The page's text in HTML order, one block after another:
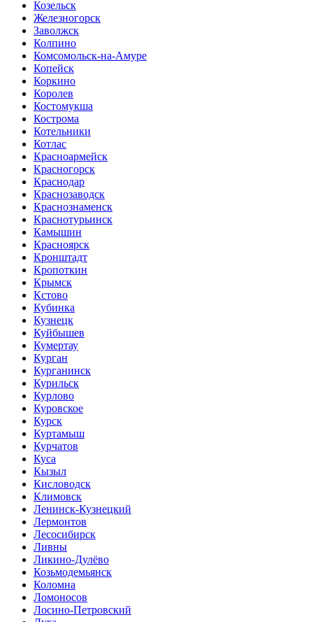
Козельск
Железногорск
Заволжск
Колпино
Комсомольск-на-Амуре
Копейск
Коркино
Королев
Костомукша
Кострома
Котельники
Котлас
Красноармейск
Красногорск
Краснодар
Краснозаводск
Краснознаменск
Краснотурьинск
Камышин
Красноярск
Кронштадт
Кропоткин
Крымск
Кстово
Кубинка
Кузнецк
Куйбышев
Кумертау
Курган
Курганинск
Курильск
Курлово
Куровское
Курск
Куртамыш
Курчатов
Куса
Кызыл
Кисловодск
Климовск
Ленинск-Кузнецкий
Лермонтов
Лесосибирск
Ливны
Ликино-Дулёво
Козьмодемьянск
Коломна
Ломоносов
Лосино-Петровский